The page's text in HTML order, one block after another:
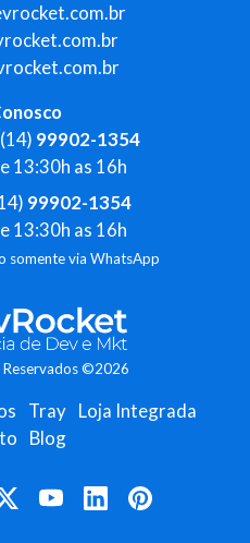
99902-1354
13:30h as 16h
99902-1354
13:30h as 16h
somente via WhatsApp
©2026
Tray Loja Integrada
Blog